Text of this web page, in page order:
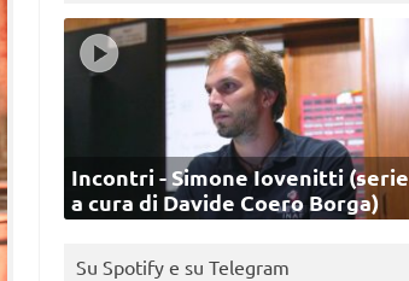
Incontri - Simone Iovenitti (serie
a cura di Davide Coero Borga)
Su Spotify e su Telegram